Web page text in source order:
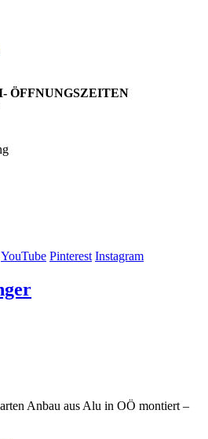
ÖFFNUNGSZEITEN
YouTube Pinterest Instagram
Anbau aus Alu in OÖ montiert –